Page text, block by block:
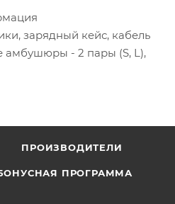
зарядный кейс, кабель
амбушюры - 2 пары (S, L),
ПРОИЗВОДИТЕЛИ
ПРОГРАММА